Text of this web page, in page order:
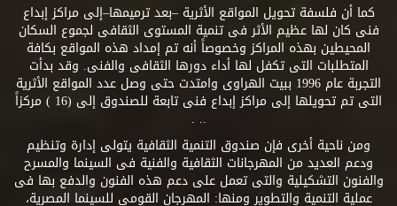
كما أن فلسفة تحويل المواقع الأثرية –بعد ترميمها–إلى مراكز إبداع
فنى كان لها عظيم الأثر فى تنمية المستوى الثقافى لجموع السكان
المحيطين بهذه المراكز وخصوصاً أنه تم إمداد هذه المواقع بكافة
المتطلبات التى تكفل لها أداء دورها الثقافى والفنى. وقد بدأت
التجربة عام 1996 ببيت الهراوى وامتدت حتى وصل عدد المواقع الأثرية
التى تم تحويلها إلى مراكز إبداع فنى تابعة للصندوق إلى (16 ) مركزاً
.. .
ومن ناحية أخرى فإن صندوق التنمية الثقافية يتولى إدارة وتنظيم
ودعم العديد من المهرجانات الثقافية والفنية فى السينما والمسرح
والفنون التشكيلية والتى تعمل على دعم هذه الفنون والدفع بها فى
عملية التنمية والتطوير ومنها: المهرجان القومى للسينما المصرية،